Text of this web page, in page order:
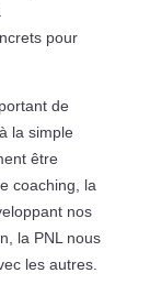
pour
de
la simple
être
coaching, la
nos
la PNL nous
les autres.